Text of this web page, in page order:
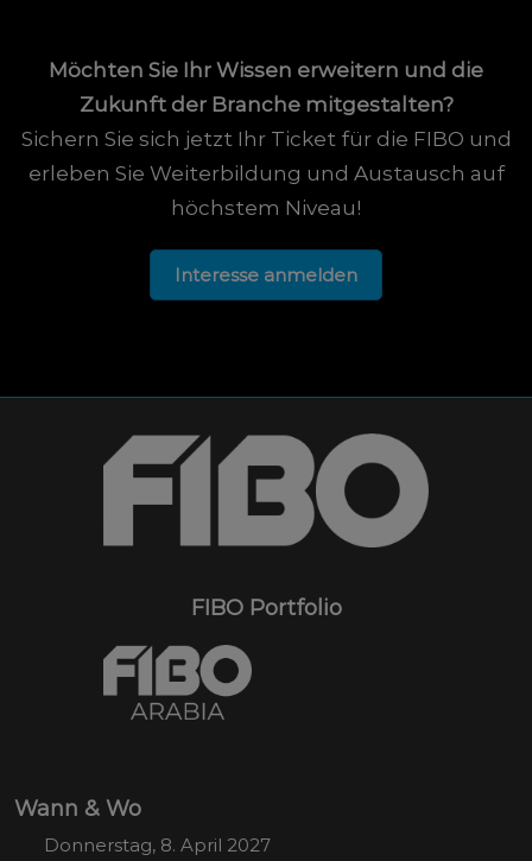
Möchten Sie Ihr Wissen erweitern und die
Zukunft der Branche mitgestalten?
Sichern Sie sich jetzt Ihr Ticket für die FIBO und
erleben Sie Weiterbildung und Austausch auf
höchstem Niveau!
Interesse anmelden
FIBO Portfolio
Wann & Wo
Donnerstag, 8. April 2027